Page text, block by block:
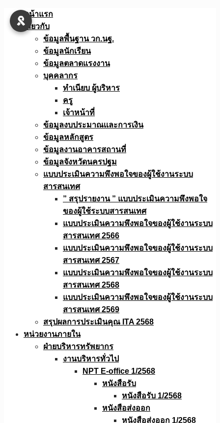
Skip
หน้าแรก
เกี่ยวกับ
ข้อมูลพื้นฐาน วก.นฐ.
ข้อมูลนักเรียน
ข้อมูลตลาดแรงงาน
บุคคลากร
ทำเนียบ ผู้บริหาร
ครู
เจ้าหน้าที่
ข้อมูลงบประมาณเเละการเงิน
ข้อมูลหลักสูตร
ข้อมูลงานอาคารสถานที่
ข้อมูลจังหวัดนครปฐม
แบบประเมินความพึงพอใจของผู้ใช้งานระบบ
สารสนเทศ
” สรุปรายงาน ” แบบประเมินความพึงพอใจ
ของผู้ใช้ระบบสารสนเทศ
แบบประเมินความพึงพอใจของผู้ใช้งานระบบ
สารสนเทศ 2566
แบบประเมินความพึงพอใจของผู้ใช้งานระบบ
สารสนเทศ 2567
แบบประเมินความพึงพอใจของผู้ใช้งานระบบ
สารสนเทศ 2568
แบบประเมินความพึงพอใจของผู้ใช้งานระบบ
สารสนเทศ 2569
สรุปผลการประเมินคุณ ITA 2568
หน่วยงานภายใน
ฝ่ายบริหารทรัพยากร
งานบริหารทั่วไป
NPT E-office 1/2568
หนังสือรับ
หนังสือรับ 1/2568
หนังสือส่งออก
หนังสือส่งออก 1/2568